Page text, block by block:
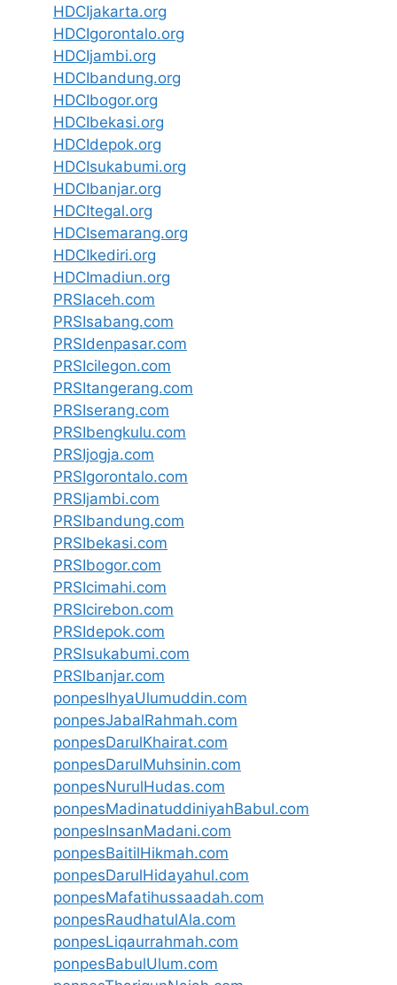
HDCIjakarta.org
HDCIgorontalo.org
HDCIjambi.org
HDCIbandung.org
HDCIbogor.org
HDCIbekasi.org
HDCIdepok.org
HDCIsukabumi.org
HDCIbanjar.org
HDCItegal.org
HDCIsemarang.org
HDCIkediri.org
HDCImadiun.org
PRSIaceh.com
PRSIsabang.com
PRSIdenpasar.com
PRSIcilegon.com
PRSItangerang.com
PRSIserang.com
PRSIbengkulu.com
PRSIjogja.com
PRSIgorontalo.com
PRSIjambi.com
PRSIbandung.com
PRSIbekasi.com
PRSIbogor.com
PRSIcimahi.com
PRSIcirebon.com
PRSIdepok.com
PRSIsukabumi.com
PRSIbanjar.com
ponpesIhyaUlumuddin.com
ponpesJabalRahmah.com
ponpesDarulKhairat.com
ponpesDarulMuhsinin.com
ponpesNurulHudas.com
ponpesMadinatuddiniyahBabul.com
ponpesInsanMadani.com
ponpesBaitilHikmah.com
ponpesDarulHidayahul.com
ponpesMafatihussaadah.com
ponpesRaudhatulAla.com
ponpesLiqaurrahmah.com
ponpesBabulUlum.com